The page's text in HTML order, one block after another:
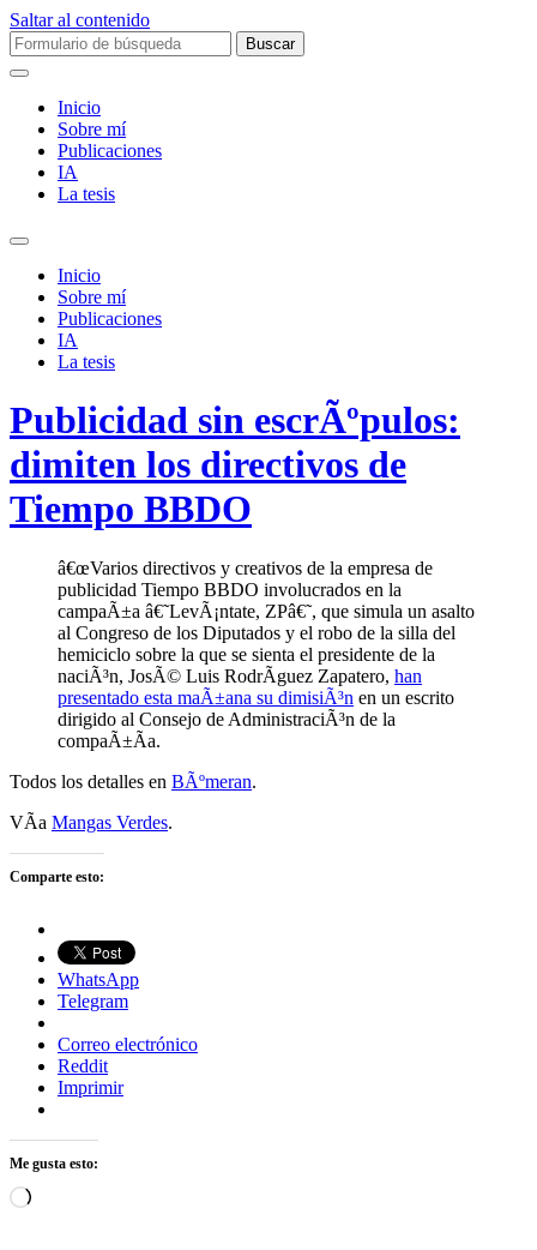
Saltar al contenido
Buscar:
Inicio
Sobre mí­
Publicaciones
IA
La tesis
Alternar
campo
búsqueda
Inicio
Sobre mí­
Publicaciones
IA
La tesis
Publicidad sin escrÃºpulos:
dimiten los directivos de
Tiempo BBDO
â€œVarios directivos y creativos de la empresa de
publicidad Tiempo BBDO involucrados en la
campaÃ±a â€˜LevÃ¡ntate, ZPâ€˜, que simula un asalto
al Congreso de los Diputados y el robo de la silla del
hemiciclo sobre la que se sienta el presidente de la
naciÃ³n, JosÃ© Luis RodrÃ­guez Zapatero, han
presentado esta maÃ±ana su dimisiÃ³n en un escrito
dirigido al Consejo de AdministraciÃ³n de la
compaÃ±Ã­a.
Todos los detalles en BÃºmeran.
VÃ­a Mangas Verdes.
Comparte esto:
WhatsApp
Telegram
Correo electrónico
Reddit
Imprimir
Me gusta esto:
Cargando...